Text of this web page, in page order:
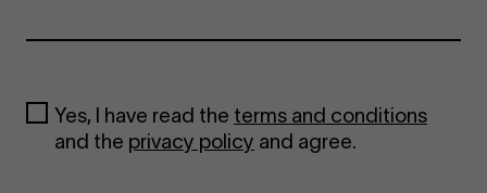
Yes, I have read the terms and conditions
and the privacy policy and agree.